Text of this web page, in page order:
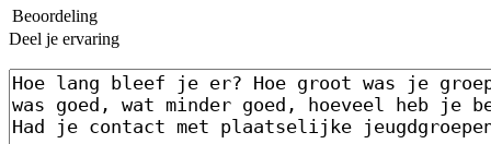
Beoordeling
Deel je ervaring